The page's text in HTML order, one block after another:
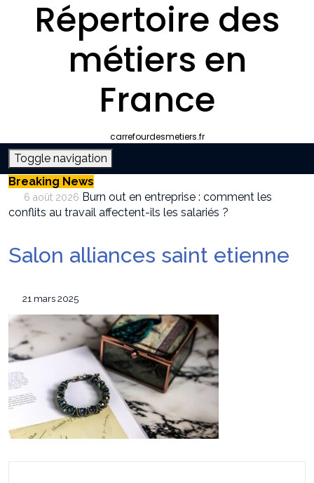
Répertoire des
métiers en
France
carrefourdesmetiers.fr
Toggle navigation
Breaking News
6 août 2026 Burn out en entreprise : comment les
conflits au travail affectent-ils les salariés ?
30 juillet 2026 Quelle plateforme freelance choisir pour
pour apparaître dans les moteurs IA
22 juillet 2026 Stratégies invisibles pour conquérir votre
marché
7 août 2026 Faire valoir ses droits à la MDPH pour perte
d’autonomie ou handicap : le guide simple et pratique
Salon alliances saint etienne
21 mars 2025